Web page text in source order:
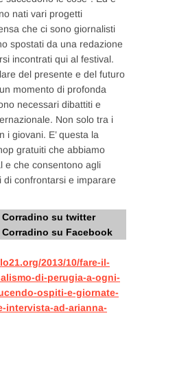
nati vari progetti
che ci sono giornalisti
spostati da una redazione
incontrati qui al festival.
del presente e del futuro
momento di profonda
necessari dibattiti e
Non solo tra i
i giovani. E’ questa la
gratuiti che abbiamo
e che consentono agli
di confrontarsi e imparare
su twitter
su Facebook
2013/10/fare-il-
di-perugia-a-ogni-
ospiti-e-giornate-
intervista-ad-arianna-